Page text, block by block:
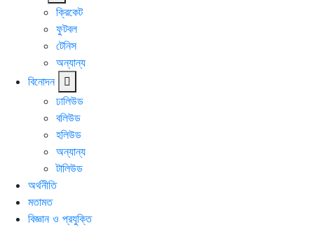
ক্রিকেট
ফুটবল
টেনিস
অন্যান্য
বিনোদন
ঢালিউড
বলিউড
হলিউড
অন্যান্য
টালিউড
অর্থনীতি
মতামত
বিজ্ঞান ও প্রযুক্তি